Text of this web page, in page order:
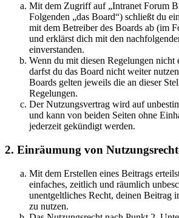
Mit dem Zugriff auf „Intranet Forum
Folgenden „das Board“) schließt du
mit dem Betreiber des Boards ab (im
und erklärst dich mit den
einverstanden.
Wenn du mit diesen Regelungen nicht
darfst du das Board nicht weiter
Boards gelten jeweils die an dieser
Regelungen.
Der Nutzungsvertrag wird auf
und kann von beiden Seiten ohne
jederzeit gekündigt werden.
2. Einräumung von
Mit dem Erstellen eines Beitrags
einfaches, zeitlich und räumlich
unentgeltliches Recht, deinen Beitrag
zu nutzen.